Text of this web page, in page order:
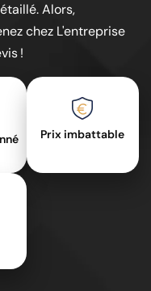
Alors,
chez L'entreprise
!
Prix imbattable